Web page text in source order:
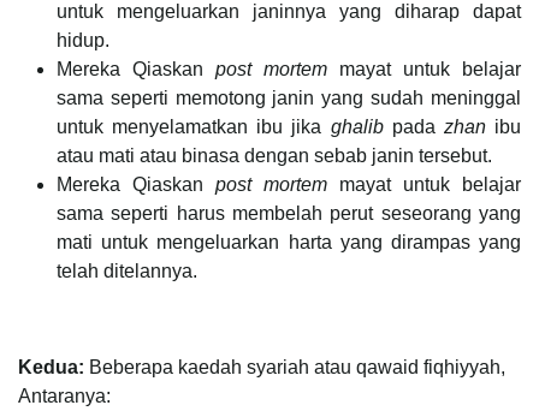
untuk mengeluarkan janinnya yang diharap dapat
hidup.
Mereka Qiaskan post mortem mayat untuk belajar
sama seperti memotong janin yang sudah meninggal
untuk menyelamatkan ibu jika ghalibpada zhanibu
atau mati atau binasa dengan sebab janin tersebut.
Mereka Qiaskan post mortem mayat untuk belajar
sama seperti harus membelah perut seseorang yang
mati untuk mengeluarkan harta yang dirampas yang
telah ditelannya.
Kedua: Beberapa kaedah syariah atau qawaid fiqhiyyah,
Antaranya: